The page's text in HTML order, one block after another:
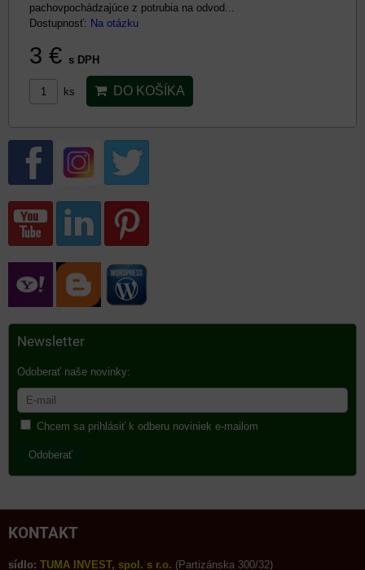
pachovpochádzajúce z potrubia na odvod...
Dostupnosť: Na otázku
3 € s DPH
ks DO KOŠÍKA
Newsletter
Odoberať naše novinky:
Chcem sa prihlásiť k odberu noviniek e-mailom
Odoberať
KONTAKT
sídlo: TUMA INVEST, spol. s r.o. (Partizánska 300/32)